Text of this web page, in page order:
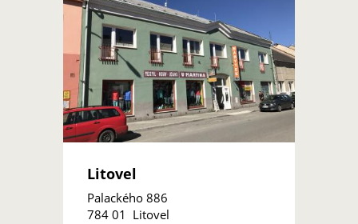
Litovel
Palackého 886
784 01 Litovel